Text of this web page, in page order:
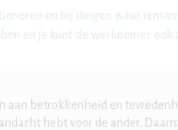
en bij dingen waar
en je kunt de werknemer
aan betrokkenheid en
hebt voor de ander.